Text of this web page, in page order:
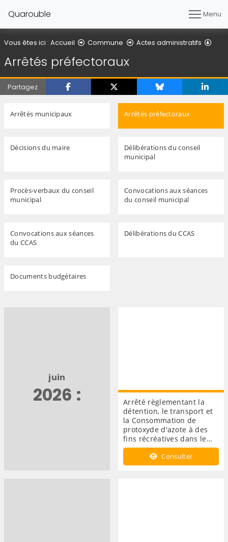
Quarouble Menu
Vous êtes ici : Accueil Commune Actes administratifs
Arrêtés préfectoraux
Partagez
Arrêtés municipaux Arrêtés préfectoraux
Décisions du maire
Délibérations du conseil
municipal
Procès-verbaux du conseil
municipal
Convocations aux séances
du conseil municipal
Convocations aux séances
du CCAS
Délibérations du CCAS
Documents budgétaires
juin
2026 :
Arrêté règlementant la
détention, le transport et
la Consommation de
protoxyde d'azote à des
fins récréatives dans le…
Consulter